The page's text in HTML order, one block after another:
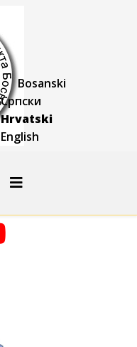
Bosanski
Српски
Hrvatski
English